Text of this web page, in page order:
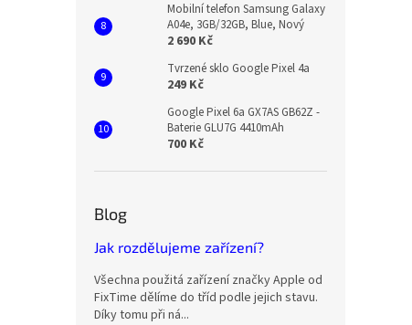
Mobilní telefon Samsung Galaxy
A04e, 3GB/32GB, Blue, Nový
2 690 Kč
Tvrzené sklo Google Pixel 4a
249 Kč
Google Pixel 6a GX7AS GB62Z -
Baterie GLU7G 4410mAh
700 Kč
Blog
Jak rozdělujeme zařízení?
Všechna použitá zařízení značky Apple od
FixTime dělíme do tříd podle jejich stavu.
Díky tomu při ná...